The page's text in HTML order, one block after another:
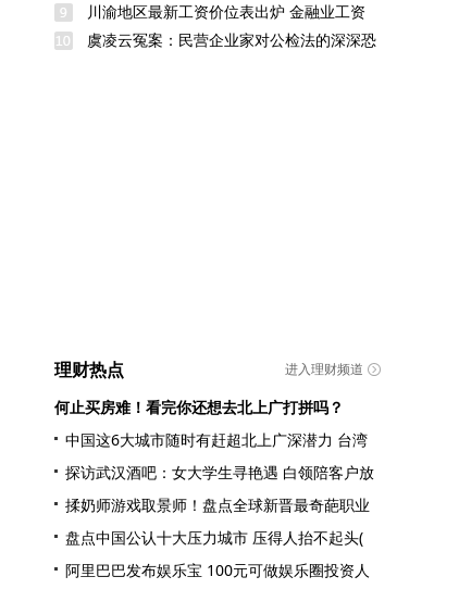
川渝地区最新工资价位表出炉 金融业工资
虞凌云冤案：民营企业家对公检法的深深恐
进入理财频道
理财热点
何止买房难！看完你还想去北上广打拼吗？
中国这6大城市随时有赶超北上广深潜力 台湾
探访武汉酒吧：女大学生寻艳遇 白领陪客户放
揉奶师游戏取景师！盘点全球新晋最奇葩职业
盘点中国公认十大压力城市 压得人抬不起头(
阿里巴巴发布娱乐宝 100元可做娱乐圈投资人